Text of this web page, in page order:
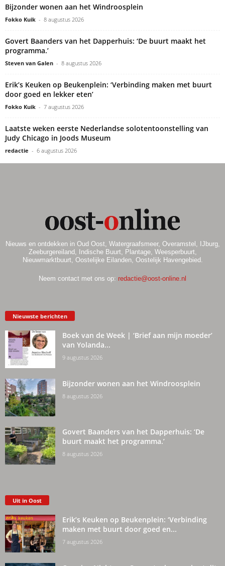
Bijzonder wonen aan het Windroosplein
Fokko Kuik - 8 augustus 2026
Govert Baanders van het Dapperhuis: ‘De buurt maakt het
programma.’
Steven van Galen - 8 augustus 2026
Erik’s Keuken op Beukenplein: ‘Verbinding maken met buurt
door goed en lekker eten’
Fokko Kuik - 7 augustus 2026
Laatste weken eerste Nederlandse solotentoonstelling van
Judy Chicago in Joods Museum
redactie - 6 augustus 2026
Nieuws en ontdekken in Oud Oost, Watergraafsmeer, Overamstel, IJburg,
Zeeburgereiland, Indische Buurt, Plantage, Weesperbuurt,
Nieuwmarktbuurt, Oostelijke Eilanden, Oostelijk Havengebied.
Neem contact met ons op: redactie@oost-online.nl
Nieuwste berichten
Boek van de Week | ‘Brief aan mijn moeder’
van Yolanda...
9 augustus 2026
Bijzonder wonen aan het Windroosplein
8 augustus 2026
Govert Baanders van het Dapperhuis: ‘De
buurt maakt het programma.’
8 augustus 2026
Uit in Oost
Erik’s Keuken op Beukenplein: ‘Verbinding
maken met buurt door goed en...
7 augustus 2026